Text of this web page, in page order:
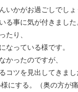
いかがお過ごしでし
る事に気が付きました
たり、
なっている様です。
かったのですが、
コツを見出してきまし
にする。（奥の方が